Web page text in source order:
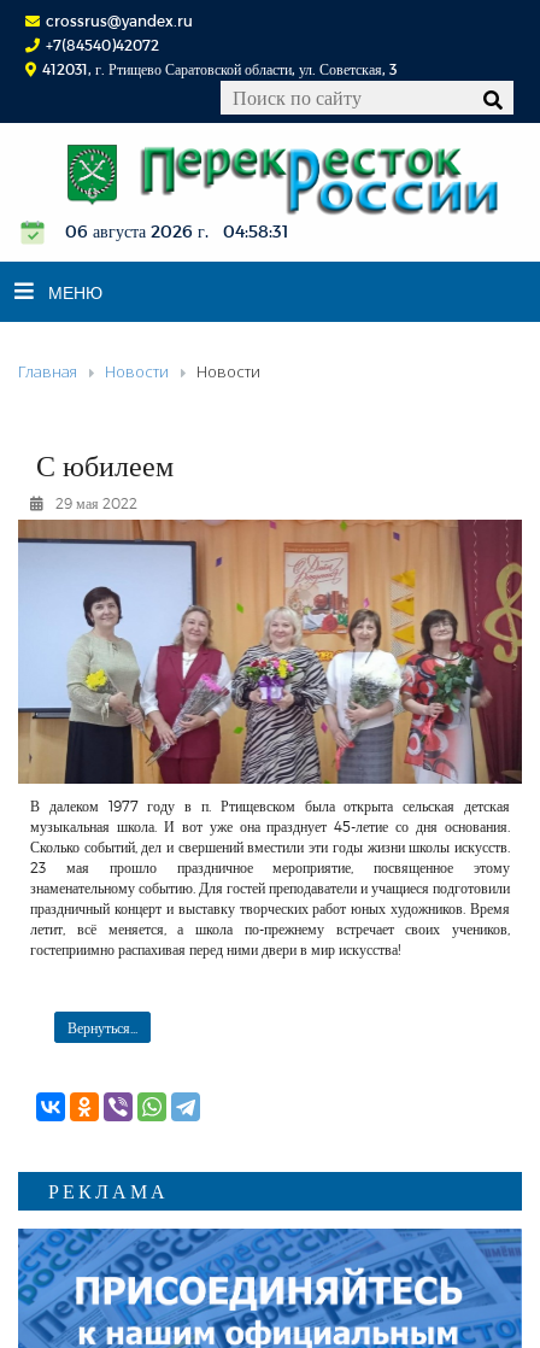
crossrus@yandex.ru
+7(84540)42072
412031, г. Ртищево Саратовской области, ул. Советская, 3
06 августа 2026 г. 04:58:32
МЕНЮ
НОВОСТИ
К СВЕДЕНИЮ
ФОТОРЕПОРТАЖИ
ОБЪЯВЛЕНИЯ
КОНТАКТЫ
Главная Новости Новости
С юбилеем
29 мая 2022
В далеком 1977 году в п. Ртищевском была открыта сельская детская
музыкальная школа. И вот уже она празднует 45-летие со дня основания.
Сколько событий, дел и свершений вместили эти годы жизни школы искусств.
23 мая прошло праздничное мероприятие, посвященное этому
знаменательному событию. Для гостей преподаватели и учащиеся подготовили
праздничный концерт и выставку творческих работ юных художников. Время
летит, всё меняется, а школа по-прежнему встречает своих учеников,
гостеприимно распахивая перед ними двери в мир искусства!
Вернуться...
РЕКЛАМА